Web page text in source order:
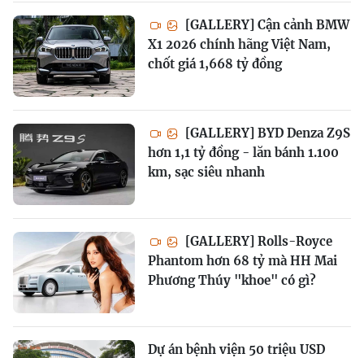
[GALLERY] Cận cảnh BMW
X1 2026 chính hãng Việt Nam,
chốt giá 1,668 tỷ đồng
[GALLERY] BYD Denza Z9S
hơn 1,1 tỷ đồng - lăn bánh 1.100
km, sạc siêu nhanh
[GALLERY] Rolls-Royce
Phantom hơn 68 tỷ mà HH Mai
Phương Thúy "khoe" có gì?
Dự án bệnh viện 50 triệu USD